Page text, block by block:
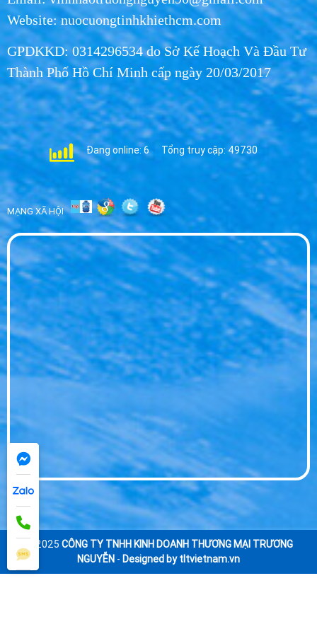
Website: nuocuongtinhkhiethcm.com
GPDKKD: 0314296534 do Sở Kế Hoạch Và Đầu Tư
Thành Phố Hồ Chí Minh cấp ngày 20/03/2017
Đang online: 6 Tổng truy cập: 49730
MẠNG XÃ HỘI
© 2025 CÔNG TY TNHH KINH DOANH THƯƠNG MẠI TRƯƠNG
NGUYỄN - Designed by tltvietnam.vn